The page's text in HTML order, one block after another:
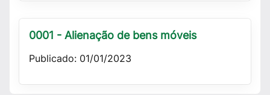
0001 - Alienação de bens móveis
Publicado: 01/01/2023